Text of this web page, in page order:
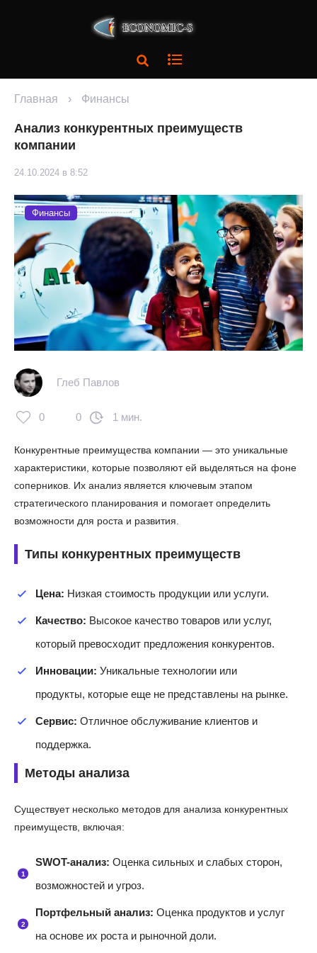
Главная › Финансы
Анализ конкурентных преимуществ
компании
24.10.2024 в 8:52
Финансы
Глеб Павлов
0 0 1 мин.
Конкурентные преимущества компании — это уникальные
характеристики, которые позволяют ей выделяться на фоне
соперников. Их анализ является ключевым этапом
стратегического планирования и помогает определить
возможности для роста и развития.
Типы конкурентных преимуществ
Цена: Низкая стоимость продукции или услуги.
Качество: Высокое качество товаров или услуг,
который превосходит предложения конкурентов.
Инновации: Уникальные технологии или
продукты, которые еще не представлены на рынке.
Сервис: Отличное обслуживание клиентов и
поддержка.
Методы анализа
Существует несколько методов для анализа конкурентных
преимуществ, включая:
SWOT-анализ: Оценка сильных и слабых сторон,
возможностей и угроз.
Портфельный анализ: Оценка продуктов и услуг
на основе их роста и рыночной доли.